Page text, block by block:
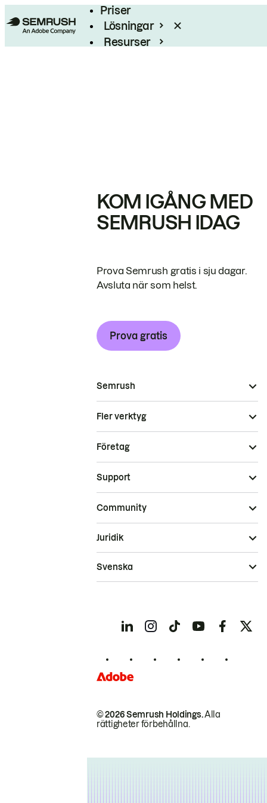
Priser
Lösningar
Resurser
KOM IGÅNG MED
SEMRUSH IDAG
Prova Semrush gratis i sju dagar.
Avsluta när som helst.
Prova gratis
Semrush
Fler verktyg
Företag
Support
Community
© 2026 Semrush Holdings.Alla
rättigheter förbehållna.
Juridik
Svenska